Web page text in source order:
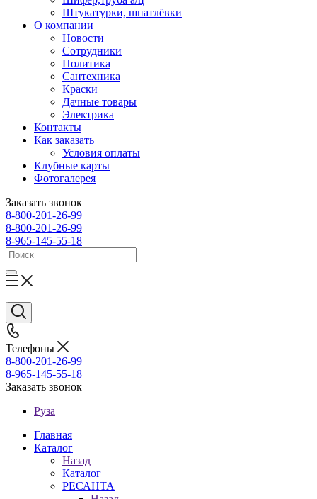
Штукатурки, шпатлёвки
О компании
Новости
Сотрудники
Политика
Сантехника
Краски
Дачные товары
Электрика
Контакты
Как заказать
Условия оплаты
Клубные карты
Фотогалерея
Заказать звонок
8-800-201-26-99
8-800-201-26-99
8-965-145-55-18
Телефоны
8-800-201-26-99
8-965-145-55-18
Заказать звонок
Руза
Главная
Каталог
Назад
Каталог
РЕСАНТА